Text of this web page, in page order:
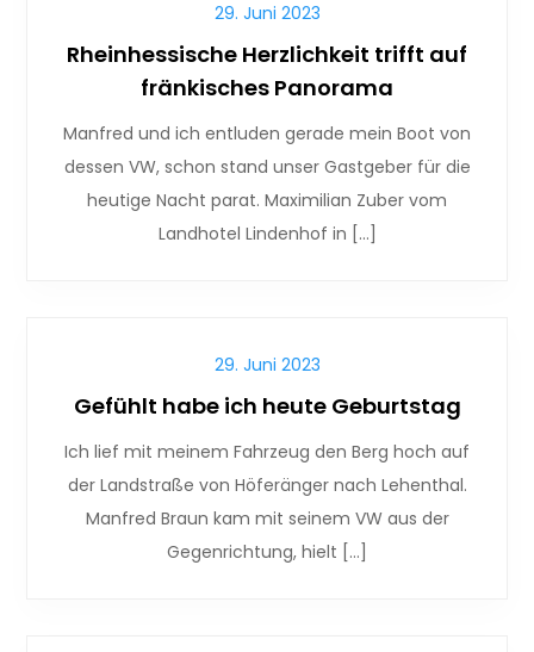
29. Juni 2023
Rheinhessische Herzlichkeit trifft auf
fränkisches Panorama
Manfred und ich entluden gerade mein Boot von
dessen VW, schon stand unser Gastgeber für die
heutige Nacht parat. Maximilian Zuber vom
Landhotel Lindenhof in […]
29. Juni 2023
Gefühlt habe ich heute Geburtstag
Ich lief mit meinem Fahrzeug den Berg hoch auf
der Landstraße von Höferänger nach Lehenthal.
Manfred Braun kam mit seinem VW aus der
Gegenrichtung, hielt […]